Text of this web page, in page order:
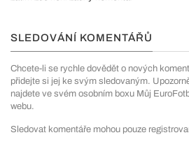
SLEDOVÁNÍ KOMENTÁŘŮ
Chcete-li se rychle dovědět o nových
přidejte si jej ke svým sledovaným.
najdete ve svém osobním boxu Můj
webu.
Sledovat komentáře mohou pouze